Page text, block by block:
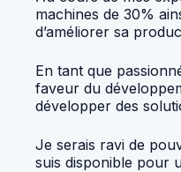
machines de 30%
d’améliorer sa
En tant que
faveur du
développer des
Je serais ravi de
suis disponible pour